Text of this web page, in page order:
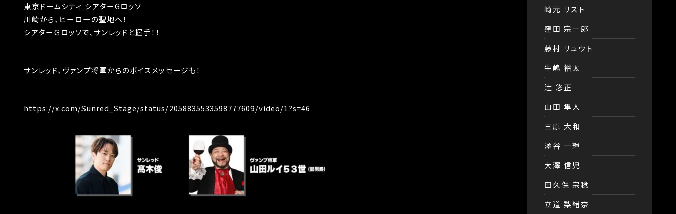
東京ドームシティ シアターGロッソ
川崎から、ヒーローの聖地へ！
シアターＧロッソで、サンレッドと握手！！
サンレッド、ヴァンプ将軍からのボイスメッセージも！
https://x.com/Sunred_Stage/status/2058835533598777609/video/1?s=46
崎元 リスト
窪田 宗一郎
藤村 リュウト
牛嶋 裕太
辻 悠正
山田 隼人
三原 大和
澤谷 一輝
大澤 信児
田久保 宗稔
立道 梨緒奈